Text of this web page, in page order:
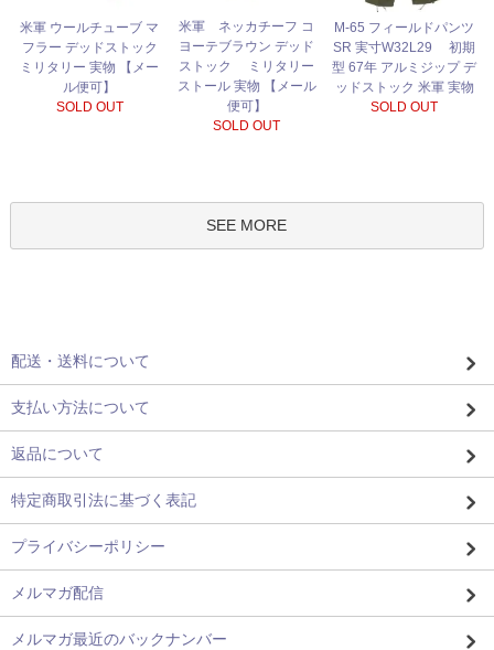
米軍 ウールチューブ マ
フラー デッドストック
ミリタリー 実物 【メー
ル便可】
SOLD OUT
米軍 ネッカチーフ コ
ヨーテブラウン デッド
ストック ミリタリー
ストール 実物 【メール
便可】
SOLD OUT
M-65 フィールドパンツ
SR 実寸W32L29 初期
型 67年 アルミジップ デ
ッドストック 米軍 実物
SOLD OUT
SEE MORE
配送・送料について
支払い方法について
返品について
特定商取引法に基づく表記
プライバシーポリシー
メルマガ配信
メルマガ最近のバックナンバー